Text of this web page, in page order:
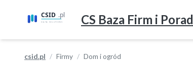
CS Baza Firm i Porad
csid.pl Firmy Dom i ogród